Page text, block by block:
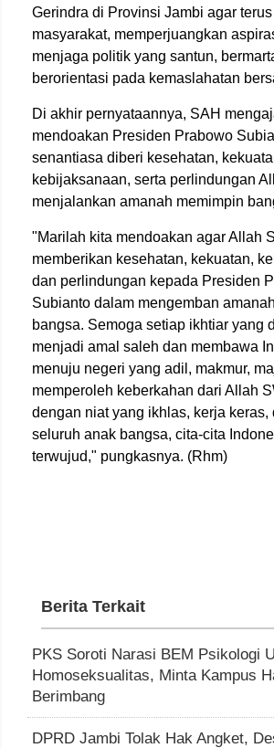
Gerindra di Provinsi Jambi agar
masyarakat, memperjuangkan
menjaga politik yang santun,
berorientasi pada kemaslahatan
Di akhir pernyataannya, SAH
mendoakan Presiden Prabowo
senantiasa diberi kesehatan,
kebijaksanaan, serta perlindungan
menjalankan amanah memimpin
"Marilah kita mendoakan agar Allah
memberikan kesehatan, kekuatan,
dan perlindungan kepada Presiden
Subianto dalam mengemban
bangsa. Semoga setiap ikhtiar yang
menjadi amal saleh dan membawa
menuju negeri yang adil, makmur,
memperoleh keberkahan dari Allah
dengan niat yang ikhlas, kerja keras,
seluruh anak bangsa, cita-cita
terwujud," pungkasnya. (Rhm)
Berita Terkait
PKS Soroti Narasi BEM Psikologi
Homoseksualitas, Minta Kampus
Berimbang
DPRD Jambi Tolak Hak Angket,